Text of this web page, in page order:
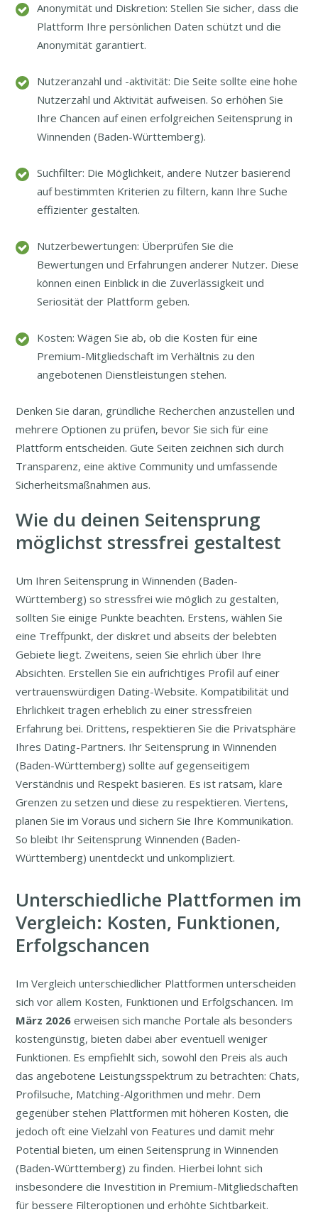
Anonymität und Diskretion: Stellen Sie sicher, dass die
Plattform Ihre persönlichen Daten schützt und die
Anonymität garantiert.
Nutzeranzahl und -aktivität: Die Seite sollte eine hohe
Nutzerzahl und Aktivität aufweisen. So erhöhen Sie
Ihre Chancen auf einen erfolgreichen Seitensprung in
Winnenden (Baden-Württemberg).
Suchfilter: Die Möglichkeit, andere Nutzer basierend
auf bestimmten Kriterien zu filtern, kann Ihre Suche
effizienter gestalten.
Nutzerbewertungen: Überprüfen Sie die
Bewertungen und Erfahrungen anderer Nutzer. Diese
können einen Einblick in die Zuverlässigkeit und
Seriosität der Plattform geben.
Kosten: Wägen Sie ab, ob die Kosten für eine
Premium-Mitgliedschaft im Verhältnis zu den
angebotenen Dienstleistungen stehen.
Denken Sie daran, gründliche Recherchen anzustellen und
mehrere Optionen zu prüfen, bevor Sie sich für eine
Plattform entscheiden. Gute Seiten zeichnen sich durch
Transparenz, eine aktive Community und umfassende
Sicherheitsmaßnahmen aus.
Wie du deinen Seitensprung
möglichst stressfrei gestaltest
Um Ihren Seitensprung in Winnenden (Baden-
Württemberg) so stressfrei wie möglich zu gestalten,
sollten Sie einige Punkte beachten. Erstens, wählen Sie
eine Treffpunkt, der diskret und abseits der belebten
Gebiete liegt. Zweitens, seien Sie ehrlich über Ihre
Absichten. Erstellen Sie ein aufrichtiges Profil auf einer
vertrauenswürdigen Dating-Website. Kompatibilität und
Ehrlichkeit tragen erheblich zu einer stressfreien
Erfahrung bei. Drittens, respektieren Sie die Privatsphäre
Ihres Dating-Partners. Ihr Seitensprung in Winnenden
(Baden-Württemberg) sollte auf gegenseitigem
Verständnis und Respekt basieren. Es ist ratsam, klare
Grenzen zu setzen und diese zu respektieren. Viertens,
planen Sie im Voraus und sichern Sie Ihre Kommunikation.
So bleibt Ihr Seitensprung Winnenden (Baden-
Württemberg) unentdeckt und unkompliziert.
Unterschiedliche Plattformen im
Vergleich: Kosten, Funktionen,
Erfolgschancen
Im Vergleich unterschiedlicher Plattformen unterscheiden
sich vor allem Kosten, Funktionen und Erfolgschancen. Im
März 2026 erweisen sich manche Portale als besonders
kostengünstig, bieten dabei aber eventuell weniger
Funktionen. Es empfiehlt sich, sowohl den Preis als auch
das angebotene Leistungsspektrum zu betrachten: Chats,
Profilsuche, Matching-Algorithmen und mehr. Dem
gegenüber stehen Plattformen mit höheren Kosten, die
jedoch oft eine Vielzahl von Features und damit mehr
Potential bieten, um einen Seitensprung in Winnenden
(Baden-Württemberg) zu finden. Hierbei lohnt sich
insbesondere die Investition in Premium-Mitgliedschaften
für bessere Filteroptionen und erhöhte Sichtbarkeit.